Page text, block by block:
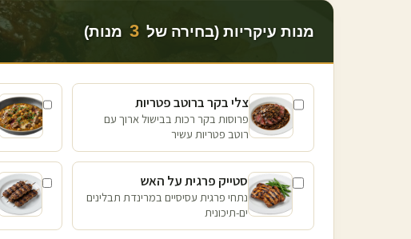
מנות עיקריות (בחירה של 3 מנות)
צלי בקר ברוטב פטריות
פרוסות בקר רכות בבישול ארוך עם
רוטב פטריות עשיר
סטייק פרגית על האש
נתחי פרגית עסיסיים במרינדת תבלינים
ים-תיכונית